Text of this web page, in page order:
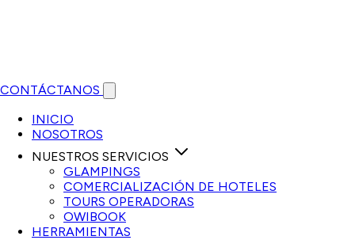
CONTÁCTANOS
INICIO
NOSOTROS
NUESTROS SERVICIOS
GLAMPINGS
COMERCIALIZACIÓN DE HOTELES
TOURS OPERADORAS
OWIBOOK
HERRAMIENTAS